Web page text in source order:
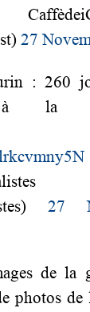
27
: 260
à la
27
de la
photos